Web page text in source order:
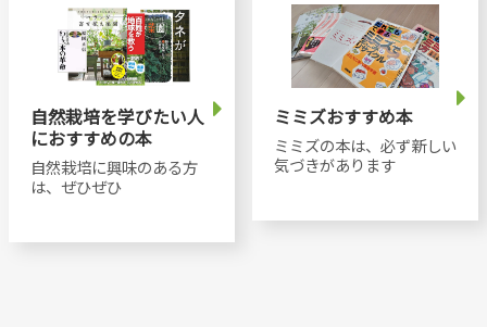
自然栽培を学びたい人
におすすめの本
自然栽培に興味のある方
は、ぜひぜひ
ミミズおすすめ本
ミミズの本は、必ず新しい
気づきがあります